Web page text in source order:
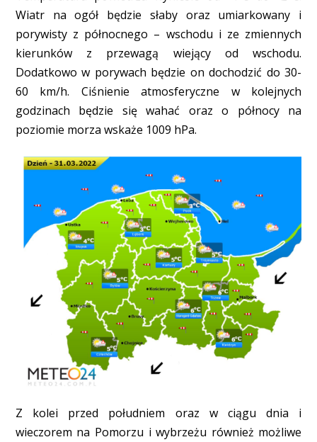
Wiatr na ogół będzie słaby oraz umiarkowany i
porywisty z północnego – wschodu i ze zmiennych
kierunków z przewagą wiejący od wschodu.
Dodatkowo w porywach będzie on dochodzić do 30-
60 km/h. Ciśnienie atmosferyczne w kolejnych
godzinach będzie się wahać oraz o północy na
poziomie morza wskaże 1009 hPa.
Z kolei przed południem oraz w ciągu dnia i
wieczorem na Pomorzu i wybrzeżu również możliwe